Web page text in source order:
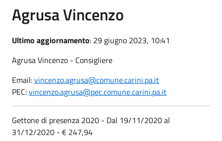
Agrusa Vincenzo
Ultimo aggiornamento: 29 giugno 2023, 10:41
Agrusa Vincenzo - Consigliere
Email:vincenzo.agrusa@comune.carini.pa.it
PEC:vincenzo.agrusa@pec.comune.carini.pa.it
Gettone di presenza 2020 - Dal 19/11/2020 al
31/12/2020 - € 247,94